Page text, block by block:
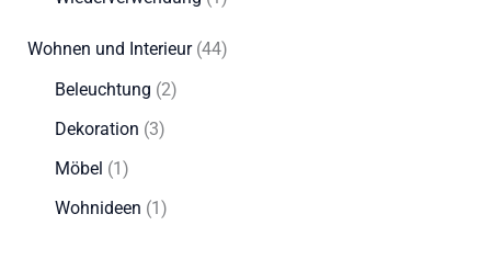
Wohnen und Interieur(44)
Beleuchtung (2)
Dekoration (3)
Möbel (1)
Wohnideen (1)